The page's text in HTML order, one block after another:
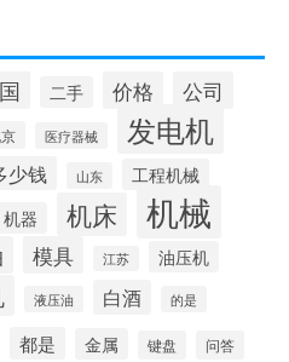
二手 价格 公司
医疗器械 发电机
少钱 山东 工程机械
机器 机床 机械
模具 江苏
油压机
液压油 白酒 的是
都是 金属 键盘 问答